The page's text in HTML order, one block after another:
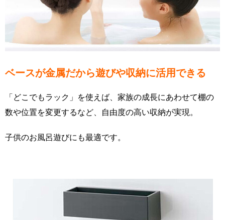
ベースが金属だから遊びや収納に活用できる
「どこでもラック」を使えば、家族の成長にあわせて棚の
数や位置を変更するなど、自由度の高い収納が実現。
子供のお風呂遊びにも最適です。